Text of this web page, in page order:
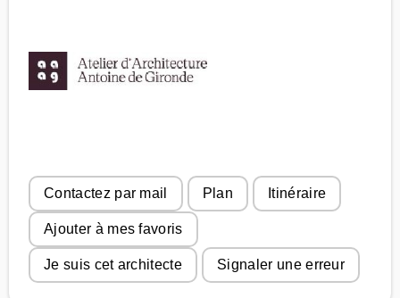
Contactez par mail Plan Itinéraire
Ajouter à mes favoris
Je suis cet architecte Signaler une erreur